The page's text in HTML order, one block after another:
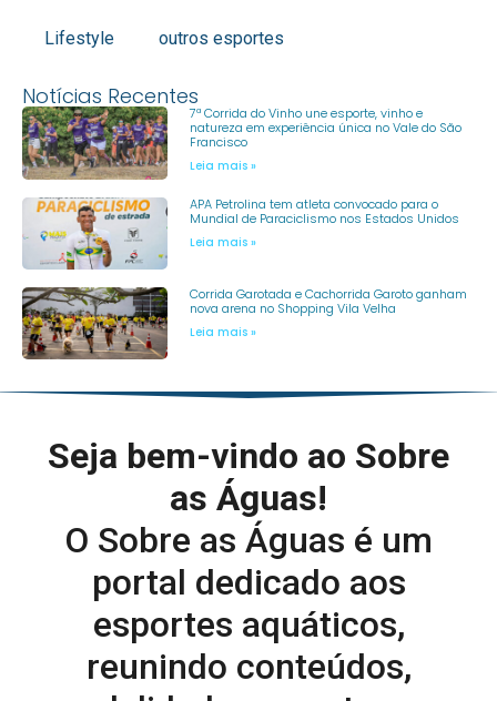
Lifestyle outros esportes
Notícias Recentes
7ª Corrida do Vinho une esporte, vinho e
natureza em experiência única no Vale do São
Francisco
Leia mais »
APA Petrolina tem atleta convocado para o
Mundial de Paraciclismo nos Estados Unidos
Leia mais »
Corrida Garotada e Cachorrida Garoto ganham
nova arena no Shopping Vila Velha
Leia mais »
Seja bem-vindo ao Sobre
as Águas!
O Sobre as Águas é um
portal dedicado aos
esportes aquáticos,
reunindo conteúdos,